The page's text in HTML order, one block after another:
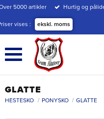
Menu
5000 artikler Hurtig og
vises ekskl. moms
GLATTE
HESTESKO PONYSKO GLATTE